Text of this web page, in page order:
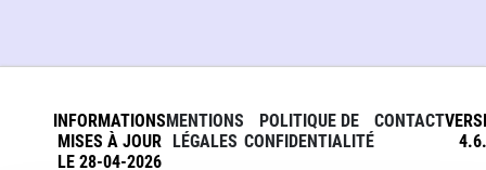
INFORMATIONS
MISES À JOUR
LE 28-04-2026
MENTIONS
LÉGALES
POLITIQUE DE
CONFIDENTIALITÉ
CONTACT